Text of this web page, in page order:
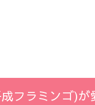
フラミンゴ)が